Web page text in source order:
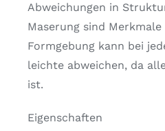
Abweichungen in
Maserung sind
Formgebung kann bei
leichte abweichen, da
ist.
Eigenschaften